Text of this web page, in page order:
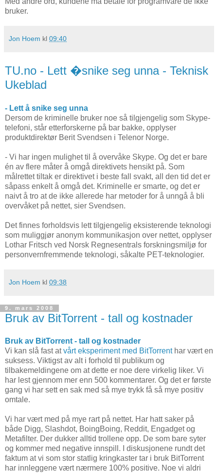
bruker.
Jon Hoem kl 09:40
TU.no - Lett �snike seg unna - Teknisk
Ukeblad
- Lett å snike seg unna
Dersom de kriminelle bruker noe så tilgjengelig som Skype-
telefoni, står etterforskerne på bar bakke, opplyser
produktdirektør Berit Svendsen i Telenor Norge.
- Vi har ingen mulighet til å overvåke Skype. Og det er bare
én av flere måter å omgå direktivets hensikt på. Som
målrettet tiltak er direktivet i beste fall svakt, all den tid det er
såpass enkelt å omgå det. Kriminelle er smarte, og det er
naivt å tro at de ikke allerede har metoder for å unngå å bli
overvåket på nettet, sier Svendsen.
Det finnes forholdsvis lett tilgjengelig eksisterende teknologi
som muliggjør anonym kommunikasjon over nettet, opplyser
Lothar Fritsch ved Norsk Regnesentrals forskningsmiljø for
personvernfremmende teknologi, såkalte PET-teknologier.
Jon Hoem kl 09:38
9. mars 2008
Bruk av BitTorrent - tall og kostnader
Bruk av BitTorrent - tall og kostnader
Vi kan slå fast atvårt eksperiment med BitTorrenthar vært en
suksess. Viktigst av alt i forhold til publikum og
tilbakemeldingene om at dette er noe dere virkelig liker. Vi
har lest gjennom mer enn 500 kommentarer. Og det er første
gang vi har sett en sak med så mye trykk få så mye positiv
omtale.
Vi har vært med på mye rart på nettet. Har hatt saker på
både Digg, Slashdot, BoingBoing, Reddit, Engadget og
Metafilter. Der dukker alltid trollene opp. De som bare syter
og kommer med negative innspill. I diskusjonene rundt det
faktum at vi som stor statlig kringkaster tar i bruk BitTorrent
har innleggene vært nærmere 100% positive. Noe vi aldri